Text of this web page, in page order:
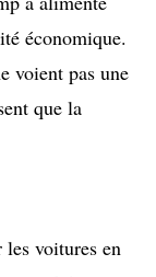
économique.
voient pas une
que la
voitures en